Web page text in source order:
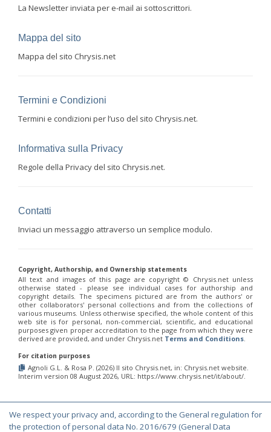
We respect your privacy and, according to the General regulation for
the protection of personal data No. 2016/679 (General Data
La Newsletter inviata per e-mail ai sottoscrittori.
Mappa del sito
Mappa del sito Chrysis.net
Termini e Condizioni
Termini e condizioni per l’uso del sito Chrysis.net.
Informativa sulla Privacy
Regole della Privacy del sito Chrysis.net.
Contatti
Inviaci un messaggio attraverso un semplice modulo.
Copyright, Authorship, and Ownership statements
All text and images of this page are copyright ©️ Chrysis.net unless
otherwise stated - please see individual cases for authorship and
copyright details. The specimens pictured are from the authors' or
other collaborators' personal collections and from the collections of
various museums. Unless otherwise specified, the whole content of this
web site is for personal, non-commercial, scientific, and educational
purposes given proper accreditation to the page from which they were
derived are provided, and under Chrysis.net Terms and Conditions
For citation purposes
Agnoli G.L. & Rosa P. (2026) Il sito Chrysis.net, in: Chrysis.net website.
Interim version 08 August 2026, URL: https://www.chrysis.net/it/about/.
© Copyright 2000-2026 Chrysis.net. All Rights Reserved.